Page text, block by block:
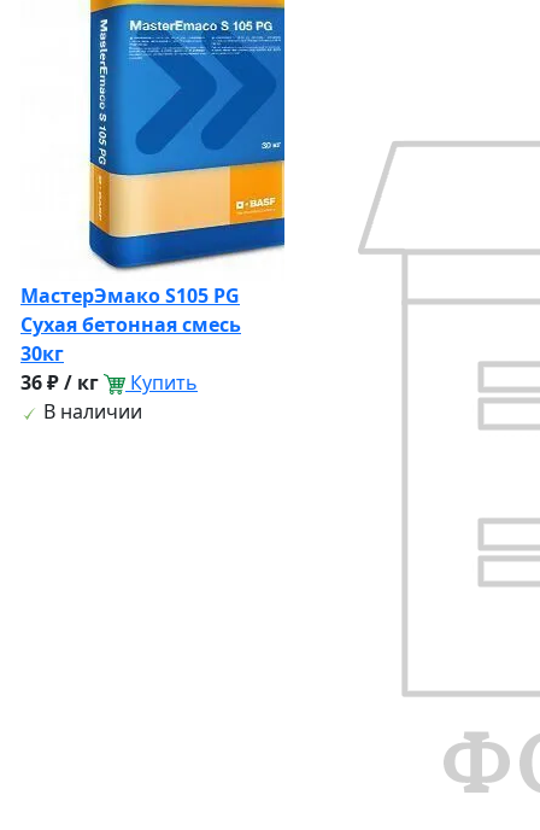
МастерЭмако S105 PG
Сухая бетонная смесь
30кг
36 ₽ / кг
Купить
В наличии